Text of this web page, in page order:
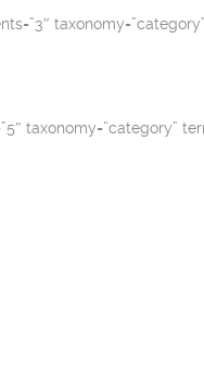
taxonomy=”category”
taxonomy=”category”